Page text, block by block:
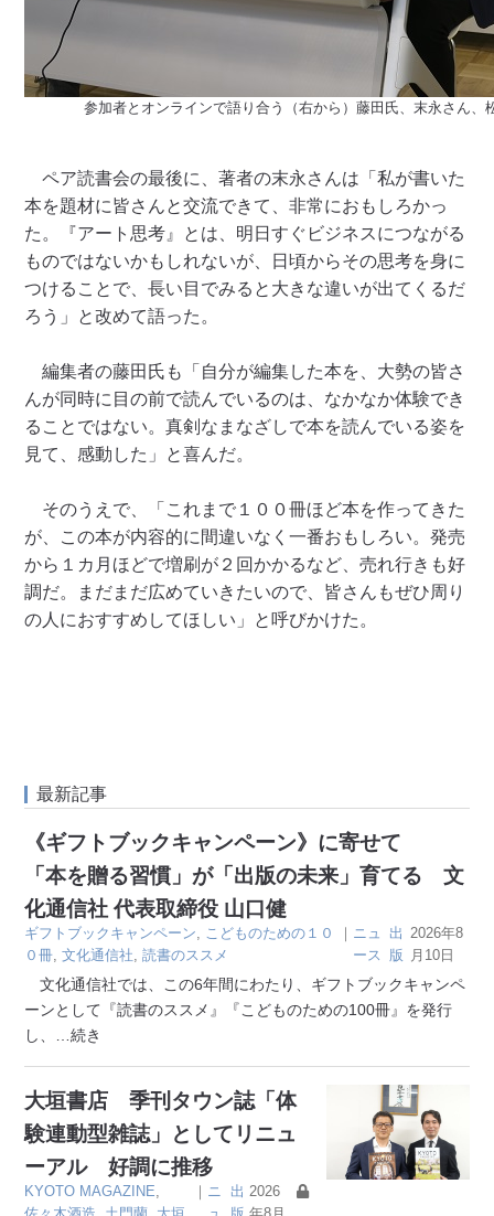
参加者とオンラインで語り合う（右から）藤田氏、末永さん、
ペア読書会の最後に、著者の末永さんは「私が書いた
本を題材に皆さんと交流できて、非常におもしろかっ
た。『アート思考』とは、明日すぐビジネスにつながる
ものではないかもしれないが、日頃からその思考を身に
つけることで、長い目でみると大きな違いが出てくるだ
ろう」と改めて語った。
編集者の藤田氏も「自分が編集した本を、大勢の皆さ
んが同時に目の前で読んでいるのは、なかなか体験でき
ることではない。真剣なまなざしで本を読んでいる姿を
見て、感動した」と喜んだ。
そのうえで、「これまで１００冊ほど本を作ってきた
が、この本が内容的に間違いなく一番おもしろい。発売
から１カ月ほどで増刷が２回かかるなど、売れ行きも好
調だ。まだまだ広めていきたいので、皆さんもぜひ周り
の人におすすめしてほしい」と呼びかけた。
最新記事
《ギフトブックキャンペーン》に寄せて
「本を贈る習慣」が「出版の未来」育てる 文
化通信社 代表取締役 山口健
ギフトブックキャンペーン
こどものための１０
０冊 ,文化通信社 ,読書のススメ
｜ ニュ
ース
出
版
2026年8
月10日
文化通信社では、この6年間にわたり、ギフトブックキャンペ
ーンとして『読書のススメ』『こどものための100冊』を発行
し、
…続き
大垣書店 季刊タウン誌「体
験連動型雑誌」としてリニュ
ーアル 好調に推移
KYOTO MAGAZINE
佐々木酒造
土門蘭 大垣
｜ ニ
ュ
出
版
2026
年8月